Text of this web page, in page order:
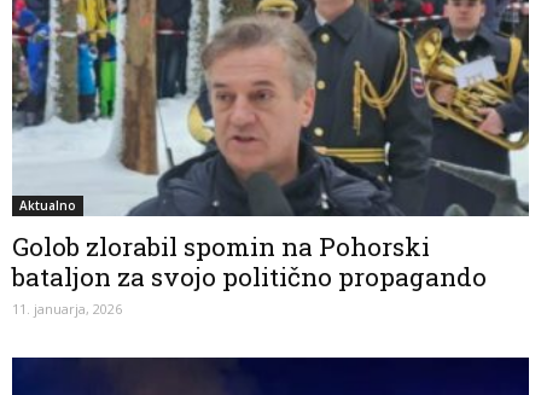
Aktualno
Golob zlorabil spomin na Pohorski
bataljon za svojo politično propagando
11. januarja, 2026